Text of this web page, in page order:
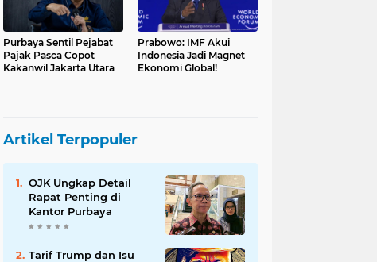
Purbaya Sentil Pejabat
Pajak Pasca Copot
Kakanwil Jakarta Utara
Prabowo: IMF Akui
Indonesia Jadi Magnet
Ekonomi Global!
Artikel Terpopuler
OJK Ungkap Detail
Rapat Penting di
Kantor Purbaya
Tarif Trump dan Isu